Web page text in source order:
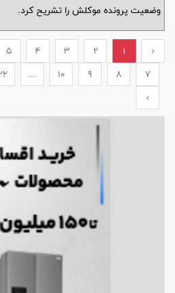
وضعیت پرونده موکلش را تشریح کرد.
‹
1
2
3
4
5
7
8
9
10
...
›